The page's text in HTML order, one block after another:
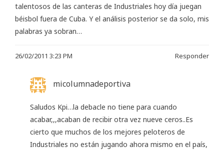
talentosos de las canteras de Industriales hoy día juegan
béisbol fuera de Cuba. Y el análisis posterior se da solo, mis
palabras ya sobran…
26/02/2011 3:23 PM Responder
micolumnadeportiva
Saludos Kpi…la debacle no tiene para cuando
acabar,,,acaban de recibir otra vez nueve ceros..Es
cierto que muchos de los mejores peloteros de
Industriales no están jugando ahora mismo en el país,